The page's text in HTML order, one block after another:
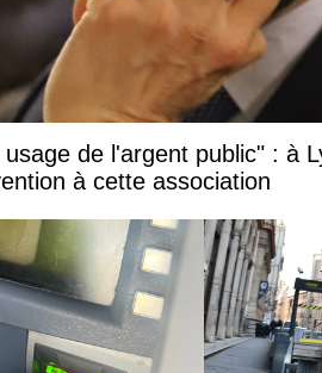
de l'argent public" : à
à cette association